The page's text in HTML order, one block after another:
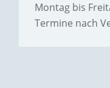
Montag bis
Termine nach